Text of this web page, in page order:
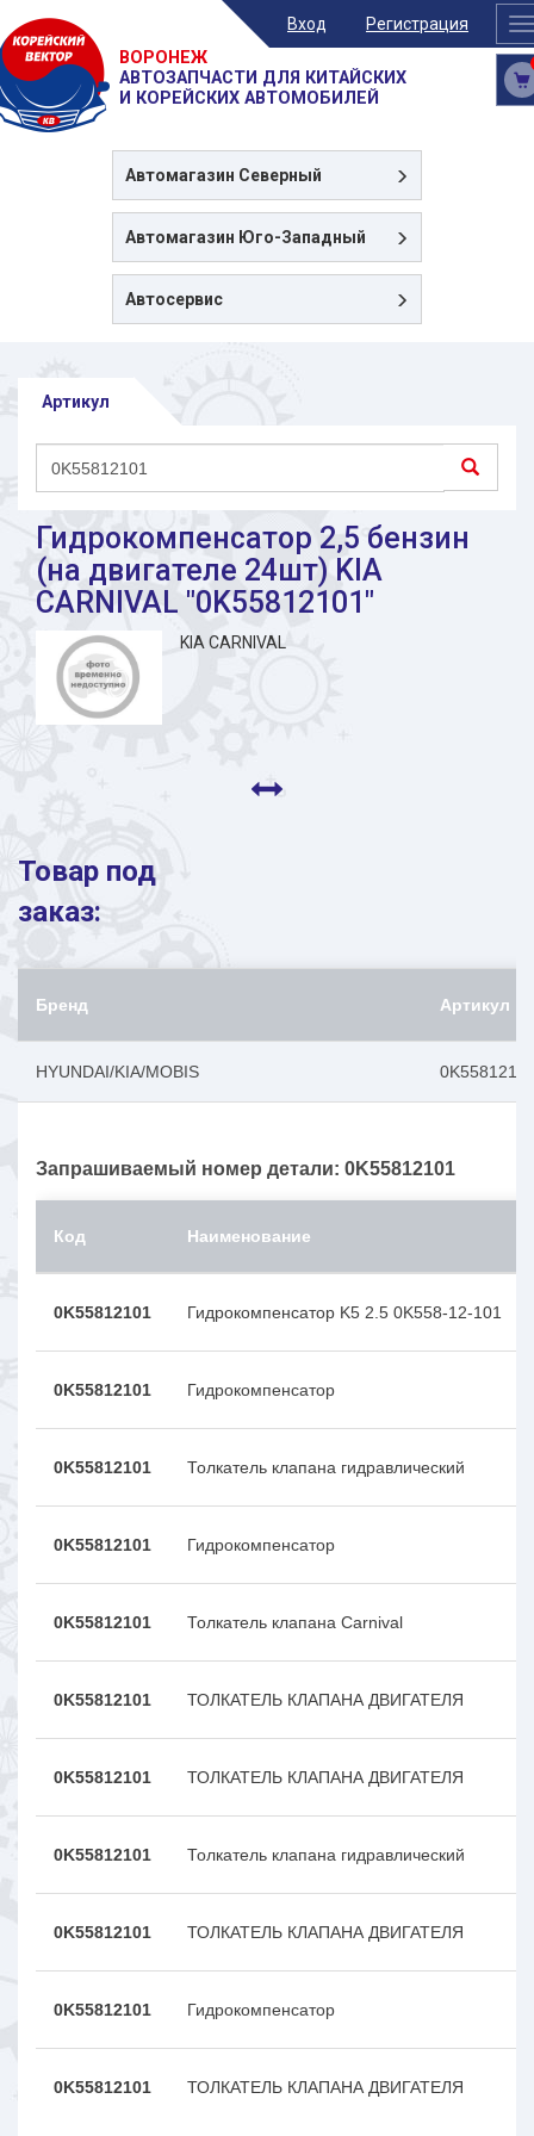
Вход Регистрация
ВОРОНЕЖ
АВТОЗАПЧАСТИ ДЛЯ КИТАЙСКИХ
И КОРЕЙСКИХ АВТОМОБИЛЕЙ
Автомагазин Северный
Автомагазин Юго-Западный
Автосервис
Артикул
Гидрокомпенсатор 2,5 бензин
(на двигателе 24шт) KIA
CARNIVAL "0K55812101"
KIA CARNIVAL
Товар под
заказ:
Бренд Артикул
HYUNDAI/KIA/MOBIS
Запрашиваемый номер детали: 0K55812101
Код Наименование
0K55812101 Гидрокомпенсатор K5 2.5 0K558-12-101
0K55812101 Гидрокомпенсатор
0K55812101 Толкатель клапана гидравлический
0K55812101 Гидрокомпенсатор
0K55812101 Толкатель клапана Carnival
0K55812101 ТОЛКАТЕЛЬ КЛАПАНА ДВИГАТЕЛЯ
0K55812101 ТОЛКАТЕЛЬ КЛАПАНА ДВИГАТЕЛЯ
0K55812101 Толкатель клапана гидравлический
0K55812101 ТОЛКАТЕЛЬ КЛАПАНА ДВИГАТЕЛЯ
0K55812101 Гидрокомпенсатор
0K55812101 ТОЛКАТЕЛЬ КЛАПАНА ДВИГАТЕЛЯ